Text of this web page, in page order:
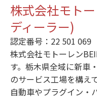
株式会社モト
ディーラー)
認定番号：22 501 069
株式会社モトーレン
す。栃木県全域に新車
のサービス工場を構え
自動車やプラグイン・